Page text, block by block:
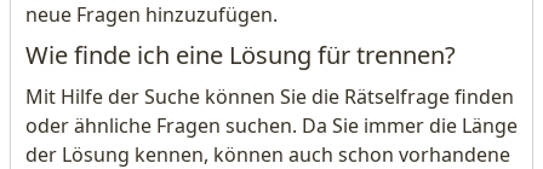
neue Fragen hinzuzufügen.
Wie finde ich eine Lösung für trennen?
Mit Hilfe der Suche können Sie die Rätselfrage finden
oder ähnliche Fragen suchen. Da Sie immer die Länge
der Lösung kennen, können auch schon vorhandene